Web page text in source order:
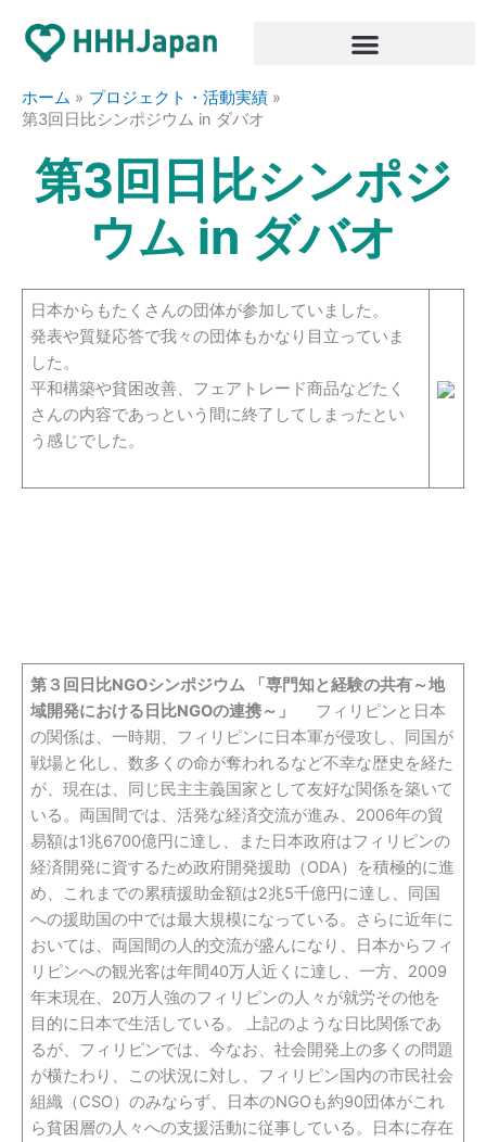
ホーム
プロジェクト・活動実績
第3回日比シンポジウム in ダバオ
第3回日比シンポジ
ウム in ダバオ
日本からもたくさんの団体が参加していました。
発表や質疑応答で我々の団体もかなり目立っていま
した。
平和構築や貧困改善、フェアトレード商品などたく
さんの内容であっという間に終了してしまったとい
う感じでした。
第３回日比NGOシンポジウム
「専門知と経験の共有～地
域開発における日比NGOの連携～」
フィリピンと日本
の関係は、一時期、フィリピンに日本軍が侵攻し、同国が
戦場と化し、数多くの命が奪われるなど不幸な歴史を経た
が、現在は、同じ民主主義国家として友好な関係を築いて
いる。両国間では、活発な経済交流が進み、2006年の貿
易額は1兆6700億円に達し、また日本政府はフィリピンの
経済開発に資するため政府開発援助（ODA）を積極的に進
め、これまでの累積援助金額は2兆5千億円に達し、同国
への援助国の中では最大規模になっている。さらに近年に
おいては、両国間の人的交流が盛んになり、日本からフィ
リピンへの観光客は年間40万人近くに達し、一方、2009
年末現在、20万人強のフィリピンの人々が就労その他を
目的に日本で生活している。 上記のような日比関係であ
るが、フィリピンでは、今なお、社会開発上の多くの問題
が横たわり、この状況に対し、フィリピン国内の市民社会
組織（CSO）のみならず、日本のNGOも約90団体がこれ
ら貧困層の人々への支援活動に従事している。日本に存在